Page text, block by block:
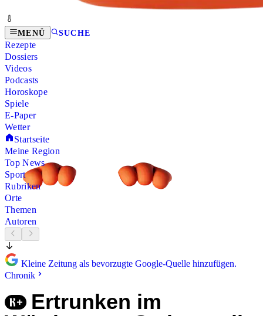
MENÜ SUCHE
Rezepte
Dossiers
Videos
Podcasts
Horoskope
Spiele
E-Paper
Wetter
Startseite
Meine Region
Top News
Sport
Rubriken
Orte
Themen
Autoren
Kleine Zeitung als bevorzugte Google-Quelle hinzufügen.
Chronik
Ertrunken im